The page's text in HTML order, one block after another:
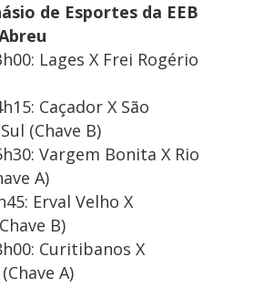
de Esportes da EEB
Lages X Frei Rogério
Caçador X São
(Chave B)
Vargem Bonita X Rio
A)
Erval Velho X
B)
Curitibanos X
A)